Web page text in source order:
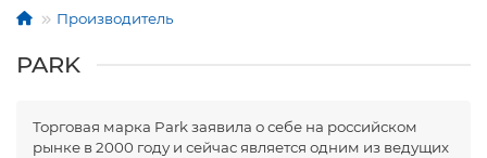
Производитель
PARK
Торговая марка Park заявила о себе на российском
рынке в 2000 году и сейчас является одним из ведущих